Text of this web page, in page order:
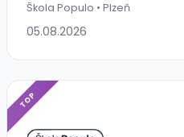
Škola Populo • Plzeň
05.08.2026
TOP